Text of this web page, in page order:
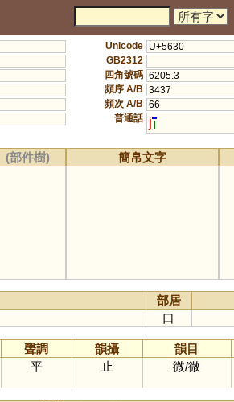
Unicode U+5630
GB2312
四角號碼 6205.3
頻序 A/B 3437
頻次 A/B 66
普通話 j
(部件樹) 簡帛文字
部居
口
聲調 韻攝 韻目
平 止 微/微